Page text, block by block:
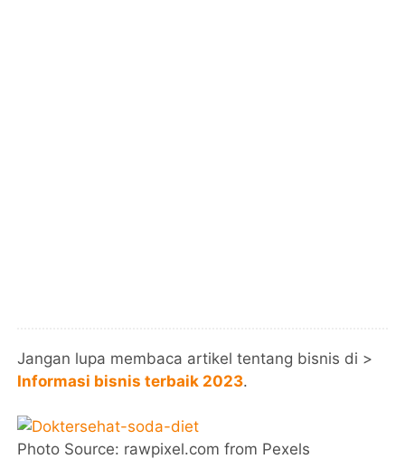
Jangan lupa membaca artikel tentang bisnis di >
Informasi bisnis terbaik 2023.
Photo Source: rawpixel.com from Pexels